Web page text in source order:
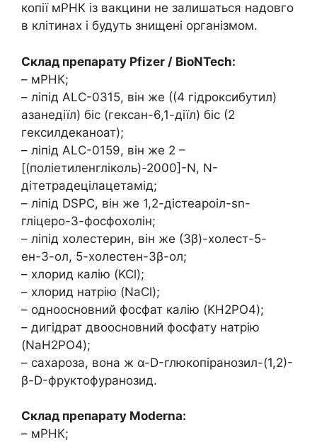
копії мРНК із вакцини не залишаться надовго
в клітинах і будуть знищені організмом.
Склад препарату Pfizer / BioNTech:
– мРНК;
– ліпід ALC-0315, він же ((4 гідроксибутил)
азанедіїл) біс (гексан-6,1-діїл) біс (2
гексилдеканоат);
– ліпід ALC-0159, він же 2 –
[(поліетиленгліколь)-2000]-N, N-
дітетрадецілацетамід;
– ліпід DSPC, він же 1,2-дістеароіл-sn-
гліцеро-3-фосфохолін;
– ліпід холестерин, він же (3β)-холест-5-
ен-3-ол, 5-холестен-3β-ол;
– хлорид калію (KCl);
– хлорид натрію (NaCl);
– одноосновний фосфат калію (KH2PO4);
– дигідрат двоосновний фосфату натрію
(NaH2PO4);
– сахароза, вона ж α-D-глюкопіранозил-(1,2)-
β-D-фруктофуранозид.
Склад препарату Moderna:
– мРНК;